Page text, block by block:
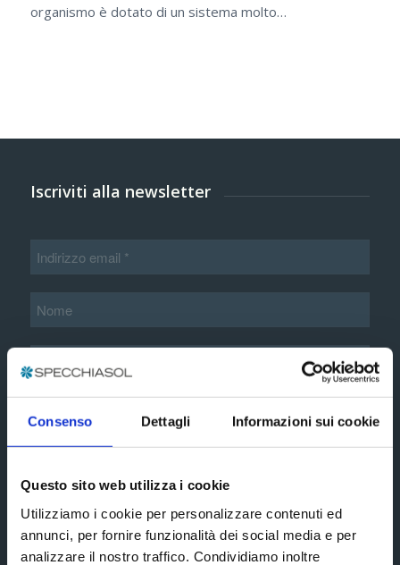
Consenso Dettagli Informazioni sui cookie
Questo sito web utilizza i cookie
Utilizziamo i cookie per personalizzare contenuti ed
annunci, per fornire funzionalità dei social media e per
analizzare il nostro traffico. Condividiamo inoltre
organismo è dotato di un sistema molto…
Iscriviti alla newsletter
Accetto i termini e le condizioni esposte nella
informativa privacy estesa
Subscribe